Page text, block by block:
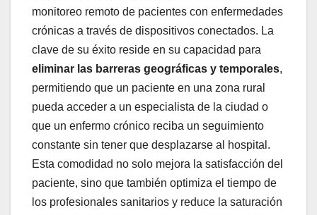
monitoreo remoto de pacientes con enfermedades
crónicas a través de dispositivos conectados. La
clave de su éxito reside en su capacidad para
eliminar las barreras geográficas y temporales,
permitiendo que un paciente en una zona rural
pueda acceder a un especialista de la ciudad o
que un enfermo crónico reciba un seguimiento
constante sin tener que desplazarse al hospital.
Esta comodidad no solo mejora la satisfacción del
paciente, sino que también optimiza el tiempo de
los profesionales sanitarios y reduce la saturación